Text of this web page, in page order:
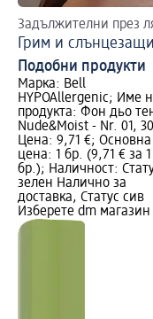
Задължителни през
Грим и
Подобни продукти
Марка: Bell
HYPOAllergenic; Име
продукта: Фон дьо
Nude&Moist - Nr. 01,
Цена: 9,71 €; Основна
цена: 1 бр. (9,71 € за 1
бр.); Наличност:
зелен Налично за
доставка, Статус сив
Изберете dm магазин